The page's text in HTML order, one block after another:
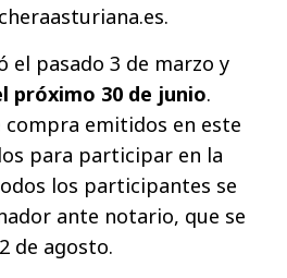
el pasado 3 de marzo y
próximo 30 de junio.
compra emitidos en este
para participar en la
los participantes se
ante notario, que se
de agosto.